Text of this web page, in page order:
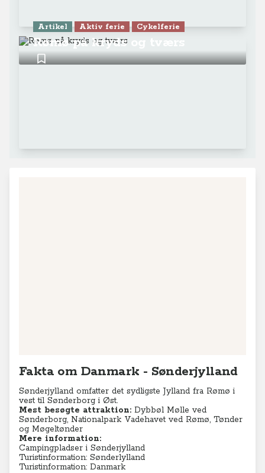
Artikel Aktiv ferie Cykelferie
Rømø på kryds og tværs
Fakta om Danmark - Sønderjylland
Sønderjylland omfatter det sydligste Jylland fra Rømø i
vest til Sønderborg i Øst.
Mest besøgte attraktion: Dybbøl Mølle ved
Sønderborg, Nationalpark Vadehavet ved Rømø, Tønder
og Møgeltønder
Mere information:
Campingpladser i Sønderjylland
Turistinformation: Sønderlylland
Turistinformation: Danmark